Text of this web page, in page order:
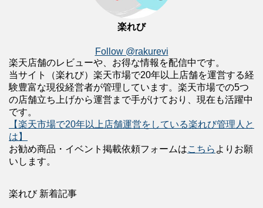
楽れび
Follow @rakurevi
楽天店舗のレビューや、お得な情報を配信中です。
当サイト（楽れび）楽天市場で20年以上店舗を運営する経
験豊富な現役経営者が管理しています。楽天市場での5つ
の店舗立ち上げから運営まで手がけており、現在も活躍中
です。
【楽天市場で20年以上店舗運営をしている楽れび管理人と
は】
お勧め商品・イベント掲載依頼フォームはこちら よりお願
いします。
楽れび 新着記事